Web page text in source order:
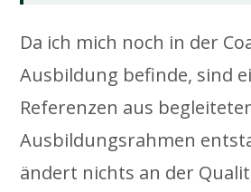
Da ich mich noch in der
Ausbildung befinde, sind
Referenzen aus
Ausbildungsrahmen
ändert nichts an der